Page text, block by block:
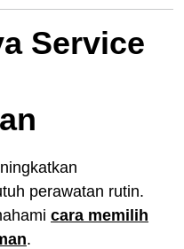
Service
perawatan rutin.
cara memilih
.